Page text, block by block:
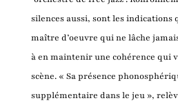
silences aussi, sont les indications
maître d’oeuvre qui ne lâche
à en maintenir une cohérence qui
scène. « Sa présence
supplémentaire dans le jeu »,